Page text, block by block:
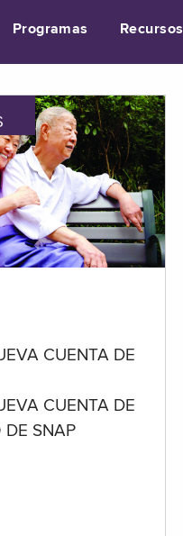
Programas Recursos
CUENTA DE
CUENTA DE
DE SNAP